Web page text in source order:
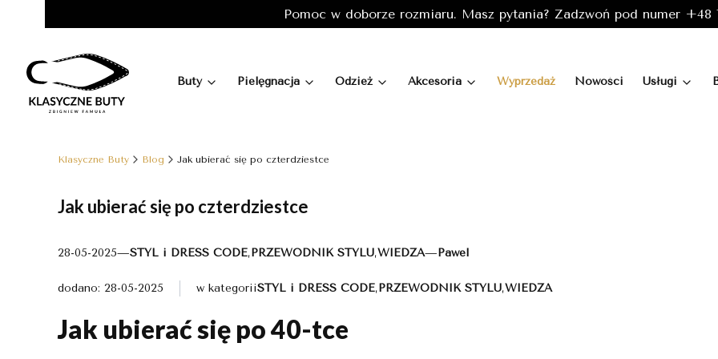
Pomoc w doborze rozmiaru. Masz pytania? Zadzwoń pod numer +48
Buty Pielęgnacja Odzież Akcesoria Wyprzedaż Nowości Usługi
Klasyczne Buty Blog Jak ubierać się po czterdziestce
Jak ubierać się po czterdziestce
28-05-2025—STYL i DRESS CODE,PRZEWODNIK STYLU,WIEDZA—Pawel
dodano: 28-05-2025 w kategoriiSTYL i DRESS CODE,PRZEWODNIK STYLU,WIEDZA
Jak ubierać się po 40-tce